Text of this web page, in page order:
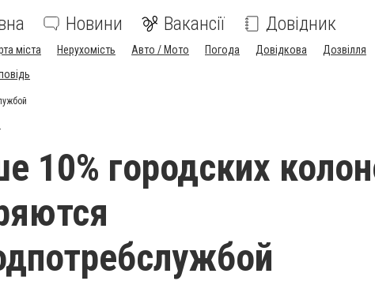
Новини Вакансії Довідник
міста Нерухомість Авто / Мото Погода Довідкова Дозвілля
10% городских